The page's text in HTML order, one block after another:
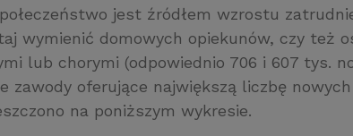
jest źródłem wzrostu
wymienić domowych opiekunów, czy też
lub chorymi (odpowiednio 706 i 607 tys.
zawody oferujące największą liczbę
na poniższym wykresie.